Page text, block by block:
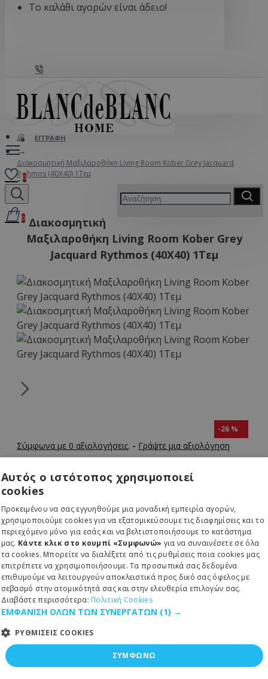
Το καλάθι αγορών είναι άδειο!
ΣΎΝΔΕΣΗ
ΕΓΓΡΑΦΉ
0
0
Διακοσμητική Μαξιλαροθήκη Living Room Kober Grey Jacquard
Rythmos (40X40) 1Τεμ
Διακοσμητική
Μαξιλαροθήκη Living Room Kober Grey
Jacquard Rythmos (40X40) 1Τεμ
-26 %
Σύμφωνα με 0 αξιολογήσεις. - Γράψτε μια αξιολόγηση
9,25€
12,50€
Κωδικός: 51-232-0582
MPN: 261-309-2497
Rythmos
Αυτός ο ιστότοπος χρησιμοποιεί
cookies
Προκειμένου να σας εγγυηθούμε μια μοναδική εμπειρία αγορών,
χρησιμοποιούμε cookies για να εξατομικεύσουμε τις διαφημίσεις και το
περιεχόμενο μόνο για εσάς και να βελτιστοποιήσουμε το κατάστημα
μας. Κάντε κλικ στο κουμπί «Συμφωνώ» για να συναινέσετε σε όλα
τα cookies. Μπορείτε να διαλέξετε από τις ρυθμίσεις ποια cookies μας
επιτρέπετε να χρησιμοποιήσουμε. Τα προσωπικά σας δεδομένα
επιθυμούμε να λειτουργούν αποκλειστικά προς δικό σας όφελος με
σεβασμό στην ατομικότητά σας και στην ελευθερία επιλογών σας.
Διαβάστε περισσότερα: Πολιτική Cookies
ΕΜΦΑΝΙΣΗ ΟΛΩΝ ΤΩΝ ΣΥΝΕΡΓΑΤΩΝ (1) →
ΡΥΘΜΙΣΕΙΣ COOKIES
ΣΥΜΦΩΝΩ